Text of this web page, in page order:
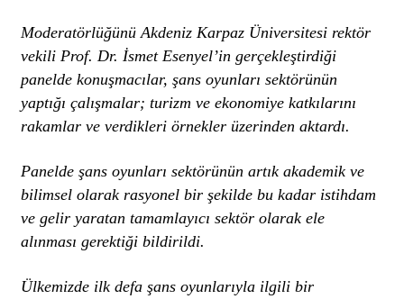
Moderatörlüğünü Akdeniz Karpaz Üniversitesi rektör
vekili Prof. Dr. İsmet Esenyel’in gerçekleştirdiği
panelde konuşmacılar, şans oyunları sektörünün
yaptığı çalışmalar; turizm ve ekonomiye katkılarını
rakamlar ve verdikleri örnekler üzerinden aktardı.
Panelde şans oyunları sektörünün artık akademik ve
bilimsel olarak rasyonel bir şekilde bu kadar istihdam
ve gelir yaratan tamamlayıcı sektör olarak ele
alınması gerektiği bildirildi.
Ülkemizde ilk defa şans oyunlarıyla ilgili bir